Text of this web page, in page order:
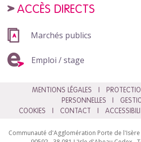
ACCÈS DIRECTS
Marchés publics
Emploi / stage
MENTIONS LÉGALES
PERSONNELLES
COOKIES
CONTACT
Communauté d'Agglomération Porte de l'Isère